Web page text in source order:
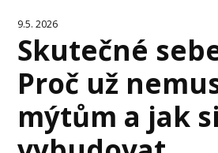
9.5. 2026
Skutečné
Proč už
mýtům a jak